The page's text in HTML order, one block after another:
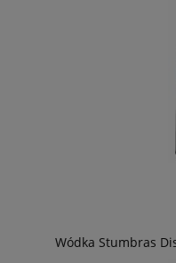
Wódka Stumbras